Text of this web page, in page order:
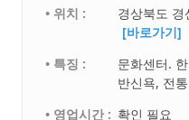
• 위치 :
경상북도
[바로가기]
• 특징 :
문화센터.
반신욕, 전
• 영업시간 : 확인 필요